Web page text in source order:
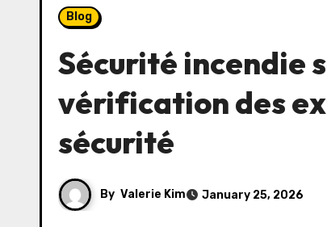
Blog
Sécurité incendie
vérification des
sécurité
By Valerie Kim January 25, 2026